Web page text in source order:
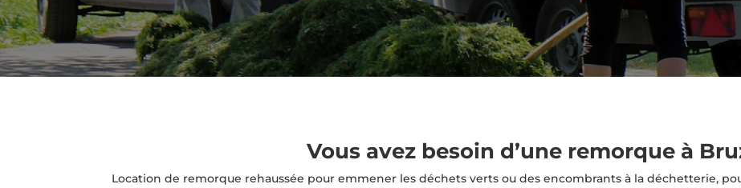
Vous avez besoin d’une remorque à
Location de remorque rehaussée pour emmener les déchets verts ou des encombrants à la déchetterie,